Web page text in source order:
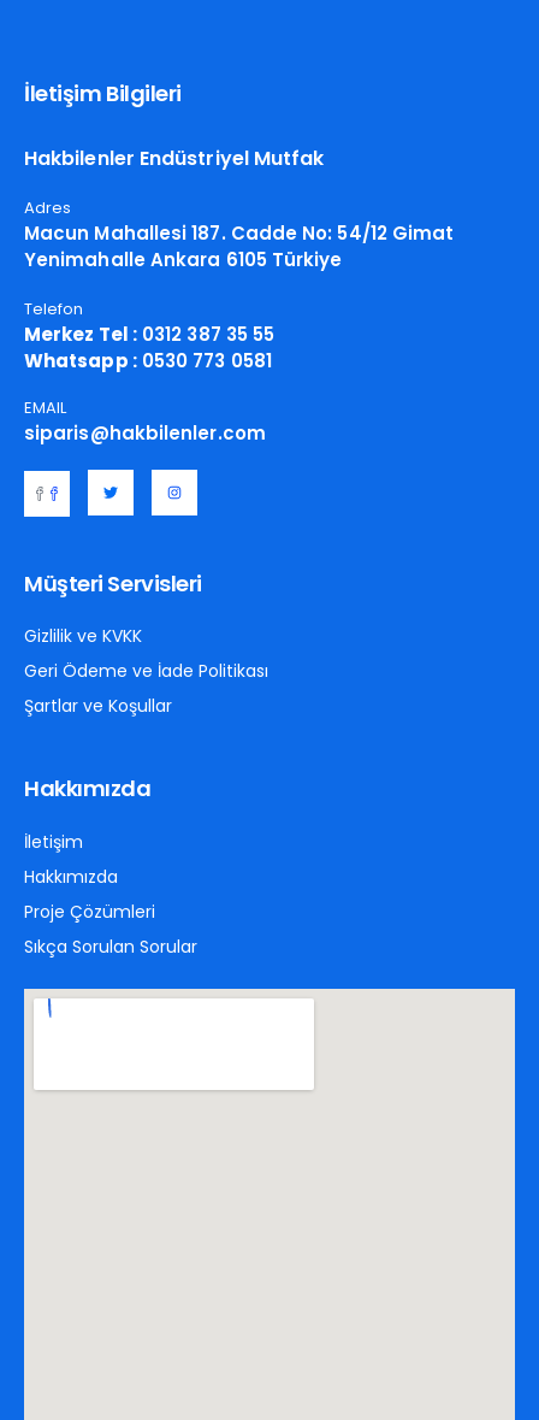
İletişim Bilgileri
Hakbilenler Endüstriyel Mutfak
Adres
Macun Mahallesi 187. Cadde No: 54/12 Gimat
Yenimahalle Ankara 6105 Türkiye
Telefon
Merkez Tel :0312 387 35 55
Whatsapp :0530 773 0581
EMAIL
siparis@hakbilenler.com
Müşteri Servisleri
Gizlilik ve KVKK
Geri Ödeme ve İade Politikası
Şartlar ve Koşullar
Hakkımızda
İletişim
Hakkımızda
Proje Çözümleri
Sıkça Sorulan Sorular